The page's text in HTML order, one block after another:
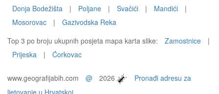
Donja Bodežišta
| Poljane | Svačići | Mandići
|
Mosorovac
|
Gazivodska Reka
Top 3 po broju ukupnih posjeta mapa karta slike:
Zamostnice
|
Prijeska
| Ćorkovac
www.geografijabih.com @ 2026
Pronađi adresu za